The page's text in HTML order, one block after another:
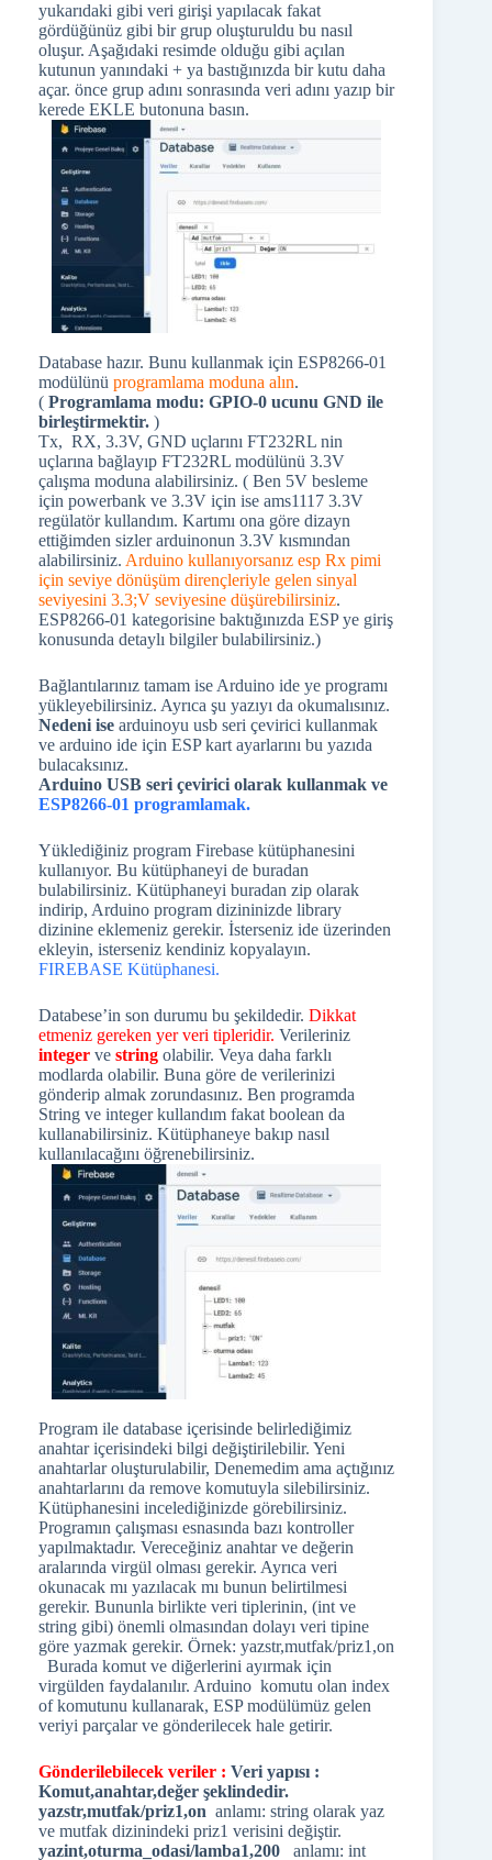
yukarıdaki gibi veri girişi yapılacak fakat
gördüğünüz gibi bir grup oluşturuldu bu nasıl
oluşur. Aşağıdaki resimde olduğu gibi açılan
kutunun yanındaki + ya bastığınızda bir kutu daha
açar. önce grup adını sonrasında veri adını yazıp bir
kerede EKLE butonuna basın.
Database hazır. Bunu kullanmak için ESP8266-01
modülünü programlama moduna alın.
( Programlama modu: GPIO-0 ucunu GND ile
birleştirmektir. )
Tx, RX, 3.3V, GND uçlarını FT232RL nin
uçlarına bağlayıp FT232RL modülünü 3.3V
çalışma moduna alabilirsiniz. ( Ben 5V besleme
için powerbank ve 3.3V için ise ams1117 3.3V
regülatör kullandım. Kartımı ona göre dizayn
ettiğimden sizler arduinonun 3.3V kısmından
alabilirsiniz. Arduino kullanıyorsanız esp Rx pimi
için seviye dönüşüm dirençleriyle gelen sinyal
seviyesini 3.3;V seviyesine düşürebilirsiniz.
ESP8266-01 kategorisine baktığınızda ESP ye giriş
konusunda detaylı bilgiler bulabilirsiniz.)
Bağlantılarınız tamam ise Arduino ide ye programı
yükleyebilirsiniz. Ayrıca şu yazıyı da okumalısınız.
Nedeni ise arduinoyu usb seri çevirici kullanmak
ve arduino ide için ESP kart ayarlarını bu yazıda
bulacaksınız.
Arduino USB seri çevirici olarak kullanmak ve
ESP8266-01 programlamak.
Yüklediğiniz program Firebase kütüphanesini
kullanıyor. Bu kütüphaneyi de buradan
bulabilirsiniz. Kütüphaneyi buradan zip olarak
indirip, Arduino program dizininizde library
dizinine eklemeniz gerekir. İsterseniz ide üzerinden
ekleyin, isterseniz kendiniz kopyalayın.
FIREBASE Kütüphanesi.
Databese’in son durumu bu şekildedir. Dikkat
etmeniz gereken yer veri tipleridir. Verileriniz
integer ve string olabilir. Veya daha farklı
modlarda olabilir. Buna göre de verilerinizi
gönderip almak zorundasınız. Ben programda
String ve integer kullandım fakat boolean da
kullanabilirsiniz. Kütüphaneye bakıp nasıl
kullanılacağını öğrenebilirsiniz.
Program ile database içerisinde belirlediğimiz
anahtar içerisindeki bilgi değiştirilebilir. Yeni
anahtarlar oluşturulabilir, Denemedim ama açtığınız
anahtarlarını da remove komutuyla silebilirsiniz.
Kütüphanesini incelediğinizde görebilirsiniz.
Programın çalışması esnasında bazı kontroller
yapılmaktadır. Vereceğiniz anahtar ve değerin
aralarında virgül olması gerekir. Ayrıca veri
okunacak mı yazılacak mı bunun belirtilmesi
gerekir. Bununla birlikte veri tiplerinin, (int ve
string gibi) önemli olmasından dolayı veri tipine
göre yazmak gerekir. Örnek: yazstr,mutfak/priz1,on
Burada komut ve diğerlerini ayırmak için
virgülden faydalanılır. Arduino komutu olan index
of komutunu kullanarak, ESP modülümüz gelen
veriyi parçalar ve gönderilecek hale getirir.
Gönderilebilecek veriler : Veri yapısı :
Komut,anahtar,değer şeklindedir.
yazstr,mutfak/priz1,on anlamı: string olarak yaz
ve mutfak dizinindeki priz1 verisini değiştir.
yazint,oturma_odasi/lamba1,200 anlamı: int